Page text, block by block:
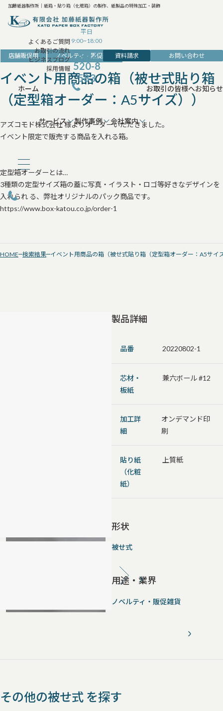
加藤紙器製作所｜紙箱・貼り箱（化粧箱）の製作、紙製品の特殊加工・装飾
よくあるご質問
お取引の流れ
ビジネスブログ
採用情報
平日
9:00~18:00
042-
520-8
583
資料請求 お問い合わせ
ホーム
サービス 製作事例 会社案内
お取引の皆様へお知らせ
店舗販促用 ノベルティ・販促雑貨
イベント用商品の箱（被せ式貼り箱
（定型箱オーダー：A5サイズ））
アズコモド株式会社 様よりオーダーいただきました。
イベント限定で販売する商品を入れる箱。
定型箱オーダーとは…
3種類の定型サイズ箱の蓋に写真・イラスト・ロゴ等好きなデザインを
入れられ る、弊社オリジナルのパック商品です。
https://www.box-katou.co.jp/order-1
HOME 検索結果 イベント用商品の箱（被せ式貼り箱（定型箱オーダー：A5サイ
製品詳細
品番 20220802-1
芯材・
板紙
兼六ボール #12
加工詳
細
オンデマンド印
刷
貼り紙
（化粧
紙）
上質紙
形状
被せ式
用途・業界
ノベルティ・販促雑貨
その他の被せ式 を探す